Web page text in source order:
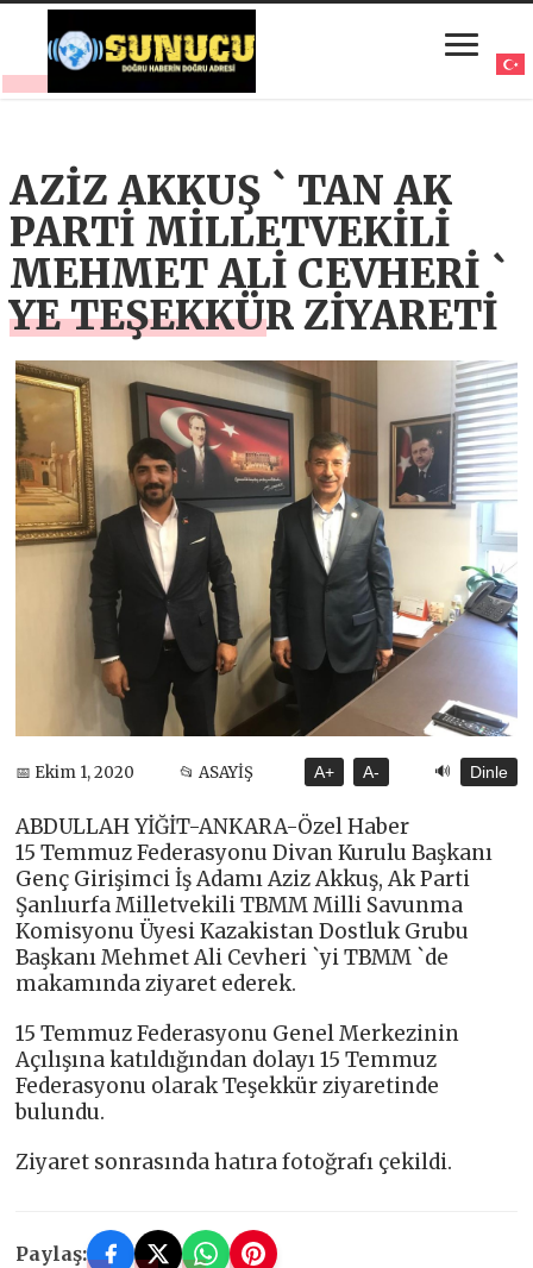
AZİZ AKKUŞ ` TAN AK
PARTİ MİLLETVEKİLİ
MEHMET ALİ CEVHERİ `
YE TEŞEKKÜR ZİYARETİ
📅 Ekim 1, 2020 📂 ASAYİŞ A+ A- 🔊 Dinle
ABDULLAH YİĞİT-ANKARA-Özel Haber
15 Temmuz Federasyonu Divan Kurulu Başkanı
Genç Girişimci İş Adamı Aziz Akkuş, Ak Parti
Şanlıurfa Milletvekili TBMM Milli Savunma
Komisyonu Üyesi Kazakistan Dostluk Grubu
Başkanı Mehmet Ali Cevheri `yi TBMM `de
makamında ziyaret ederek.
15 Temmuz Federasyonu Genel Merkezinin
Açılışına katıldığından dolayı 15 Temmuz
Federasyonu olarak Teşekkür ziyaretinde
bulundu.
Ziyaret sonrasında hatıra fotoğrafı çekildi.
Paylaş: